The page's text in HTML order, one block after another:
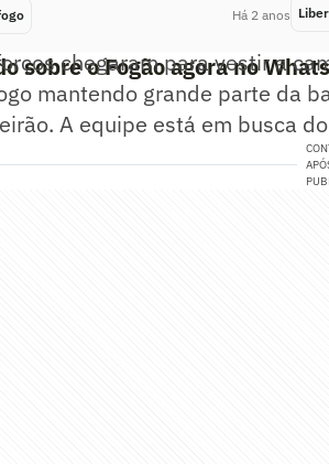
Há 2 anos
sobre o Fogão agora no
chegaram para vestir a
mantendo grande parte da
A equipe está em busca